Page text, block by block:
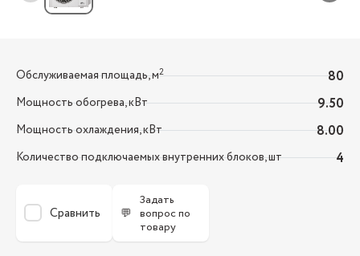
Обслуживаемая площадь, м2 80
Мощность обогрева, кВт 9.50
Мощность охлаждения, кВт 8.00
Количество подключаемых внутренних блоков, шт 4
Сравнить 💬
Задать
вопрос по
товару